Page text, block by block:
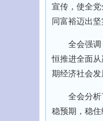
宣传，使全
同富裕迈出
全会强调，
恒推进全面
期经济社会发
全会分析了
稳预期，稳